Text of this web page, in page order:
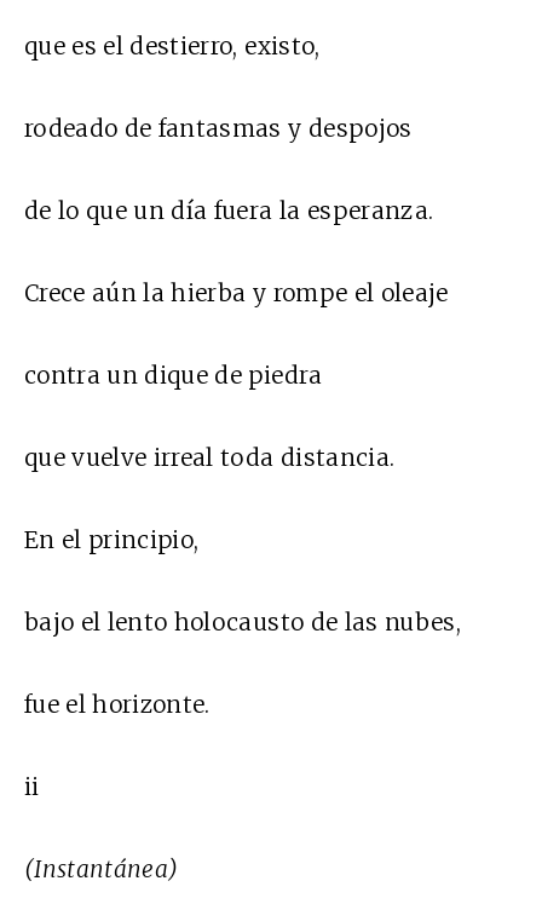
que es el destierro, existo,
rodeado de fantasmas y despojos
de lo que un día fuera la esperanza.
Crece aún la hierba y rompe el oleaje
contra un dique de piedra
que vuelve irreal toda distancia.
En el principio,
bajo el lento holocausto de las nubes,
fue el horizonte.
ii
(Instantánea)